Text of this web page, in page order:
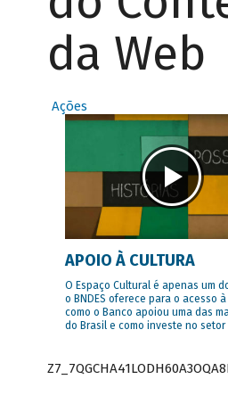
da Web
Ações
APOIO À CULTURA
O Espaço Cultural é apenas um
o BNDES oferece para o acesso
como o Banco apoiou uma das
do Brasil e como investe no setor